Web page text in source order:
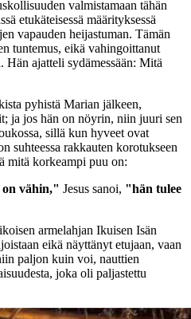
valmistamaan tähän
etukäteisessä määrityksessä
vapauden heijastuman. Tämän
tuntemus, eikä vahingoittanut
ajatteli sydämessään: Mitä
pyhistä Marian jälkeen,
ja jos hän on nöyrin, niin juuri sen
sillä kun hyveet ovat
suhteessa rakkauten korotukseen
mitä korkeampi puu on:
on vähin," Jesus sanoi, "hän tulee
armelahjan Ikuisen Isän
eikä näyttänyt etujaan, vaan
paljon kuin voi, nauttien
joka oli paljastettu